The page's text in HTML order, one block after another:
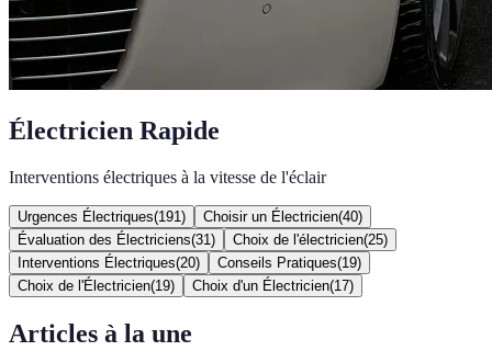
Électricien Rapide
Interventions électriques à la vitesse de l'éclair
Urgences Électriques(191 ) Choisir un Électricien(40)
Évaluation des Électriciens(31 ) Choix de l'électricien(25)
Interventions Électriques(20) Conseils Pratiques(19)
Choix de l'Électricien(19) Choix d'un Électricien(17)
Articles à la une